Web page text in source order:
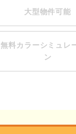
大型物件可能
無料カラーシミュレ
ン